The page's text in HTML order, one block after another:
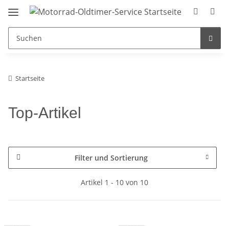
Startseite
Top-Artikel
Filter und Sortierung
Artikel 1 - 10 von 10